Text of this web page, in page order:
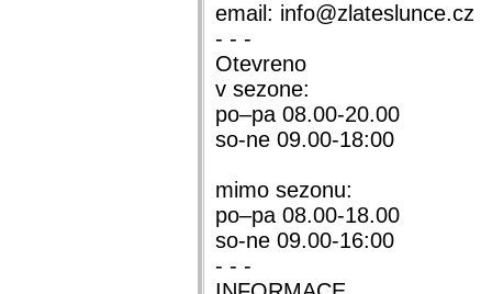
email: info@zlateslunce.cz
- - -
Otevreno
v sezone:
po–pa 08.00-20.00
so-ne 09.00-18:00
mimo sezonu:
po–pa 08.00-18.00
so-ne 09.00-16:00
- - -